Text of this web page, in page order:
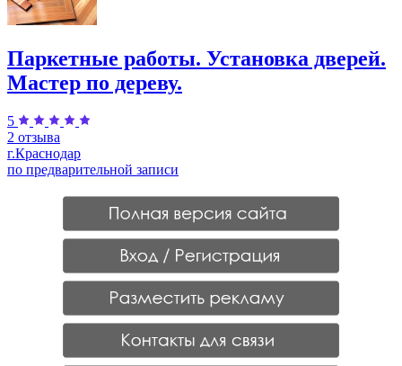
Паркетные работы. Установка дверей.
Мастер по дереву.
5
2 отзыва
г.Краснодар
по предварительной записи